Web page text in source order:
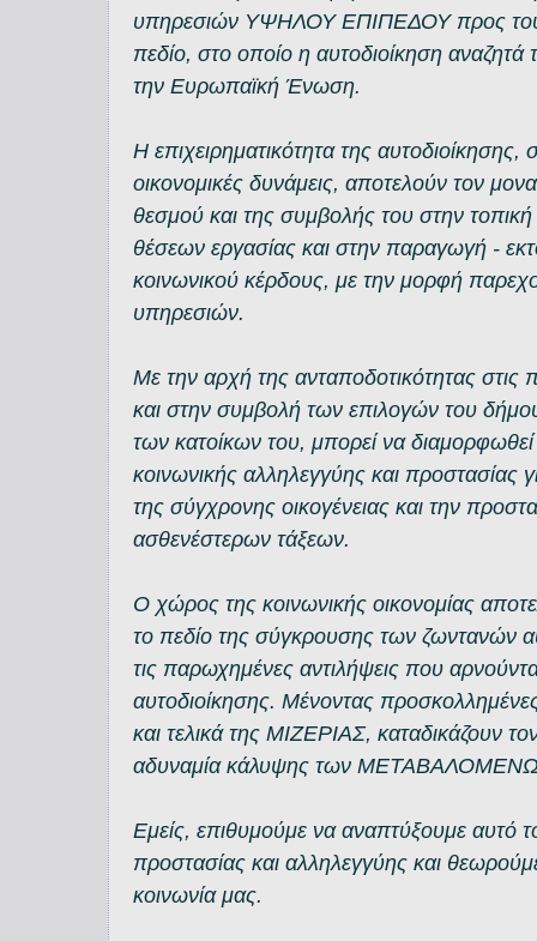
υπηρεσιών ΥΨΗΛΟΥ ΕΠΙΠΕΔΟΥ προς
πεδίο, στο οποίο η αυτοδιοίκηση
την Ευρωπαϊκή Ένωση.
Η επιχειρηματικότητα της αυτοδιοίκησης,
οικονομικές δυνάμεις, αποτελούν τον
θεσμού και της συμβολής του στην
θέσεων εργασίας και στην παραγωγή -
κοινωνικού κέρδους, με την μορφή
υπηρεσιών.
Με την αρχή της ανταποδοτικότητας στις
και στην συμβολή των επιλογών του
των κατοίκων του, μπορεί να
κοινωνικής αλληλεγγύης και
της σύγχρονης οικογένειας και την
ασθενέστερων τάξεων.
Ο χώρος της κοινωνικής οικονομίας
το πεδίο της σύγκρουσης των ζωντανών
τις παρωχημένες αντιλήψεις που
αυτοδιοίκησης. Μένοντας
και τελικά της ΜΙΖΕΡΙΑΣ, καταδικάζουν
αδυναμία κάλυψης των
Εμείς, επιθυμούμε να αναπτύξουμε αυτό
προστασίας και αλληλεγγύης και
κοινωνία μας.